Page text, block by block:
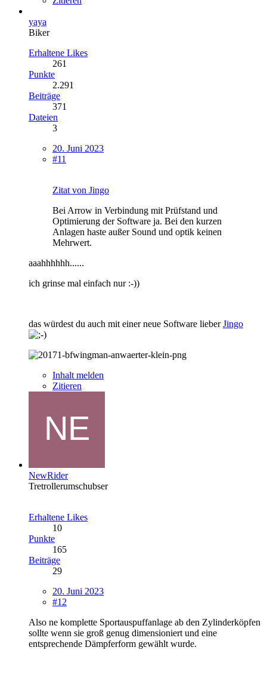
yaya
Biker
Erhaltene Likes
261
Punkte
2.291
Beiträge
371
Dateien
3
20. Juni 2023
#11
Zitat von Jingo
Bei Arrow in Verbindung mit Prüfstand und
Optimierung der Software ja. Bei den kurzen
Anlagen haste außer Sound und optik keinen
Mehrwert.
aaahhhhhh......
ich grinse mal einfach nur :-))
das würdest du auch mit einer neue Software lieberJingo
Inhalt melden
Zitieren
NewRider
Tretrollerumschubser
Erhaltene Likes
10
Punkte
165
Beiträge
29
20. Juni 2023
#12
Also ne komplette Sportauspuffanlage ab den Zylinderköpfen
sollte wenn sie groß genug dimensioniert und eine
entsprechende Dämpferform gewählt wurde.